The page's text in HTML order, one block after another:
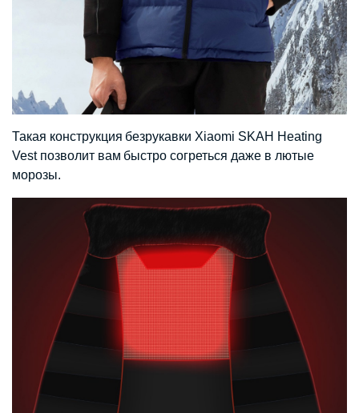
Такая конструкция безрукавки Xiaomi SKAH Heating
Vest позволит вам быстро согреться даже в лютые
морозы.